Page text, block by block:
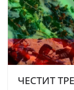
ЧЕСТИТ